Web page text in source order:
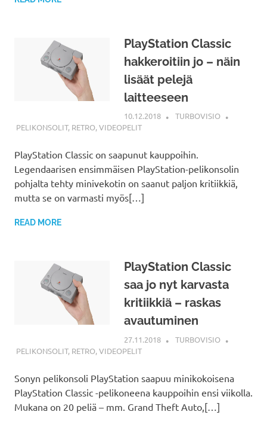
PlayStation Classic
hakkeroitiin jo – näin
lisäät pelejä
laitteeseen
10.12.2018
TURBOVISIO
PELIKONSOLIT, RETRO,VIDEOPELIT
PlayStation Classic on saapunut kauppoihin.
Legendaarisen ensimmäisen PlayStation-pelikonsolin
pohjalta tehty minivekotin on saanut paljon kritiikkiä,
mutta se on varmasti myös[…]
READ MORE
PlayStation Classic
saa jo nyt karvasta
kritiikkiä – raskas
avautuminen
27.11.2018
TURBOVISIO
PELIKONSOLIT, RETRO,VIDEOPELIT
Sonyn pelikonsoli PlayStation saapuu minikokoisena
PlayStation Classic -pelikoneena kauppoihin ensi viikolla.
Mukana on 20 peliä – mm. Grand Theft Auto,[…]